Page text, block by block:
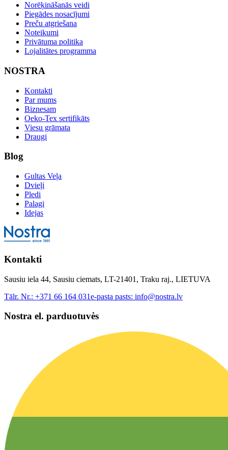
Norēķināšanās veidi
Piegādes nosacījumi
Preču atgriešana
Noteikumi
Privātuma politika
Lojalitātes programma
NOSTRA
Kontakti
Par mums
Biznesam
Oeko-Tex sertifikāts
Viesu grāmata
Draugi
Blog
Gultas Veļa
Dvieļi
Pledi
Palagi
Idejas
Kontakti
Sausiu iela 44, Sausiu ciemats, LT-21401, Traku raj., LIETUVA
Tālr. Nr.: +371 66 164 031e-pasta pasts: info@nostra.lv
Nostra el. parduotuvės